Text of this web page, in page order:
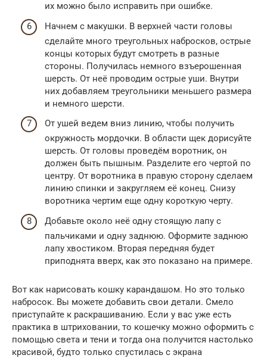
их можно было исправить при ошибке.
Начнем с макушки. В верхней части головы
сделайте много треугольных набросков, острые
концы которых будут смотреть в разные
стороны. Получилась немного взъерошенная
шерсть. От неё проводим острые уши. Внутри
них добавляем треугольники меньшего размера
и немного шерсти.
От ушей ведем вниз линию, чтобы получить
окружность мордочки. В области щек дорисуйте
шерсть. От головы проведём воротник, он
должен быть пышным. Разделите его чертой по
центру. От воротника в правую сторону сделаем
линию спинки и закругляем её конец. Снизу
воротника чертим еще одну короткую черту.
Добавьте около неё одну стоящую лапу с
пальчиками и одну заднюю. Оформите заднюю
лапу хвостиком. Вторая передняя будет
приподнята вверх, как это показано на примере.
Вот как нарисовать кошку карандашом. Но это только
набросок. Вы можете добавить свои детали. Смело
приступайте к раскрашиванию. Если у вас уже есть
практика в штриховании, то кошечку можно оформить с
помощью света и тени и тогда она получится настолько
красивой, будто только спустилась с экрана